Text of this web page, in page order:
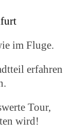
im Fluge.
erfahren
Tour,
wird!